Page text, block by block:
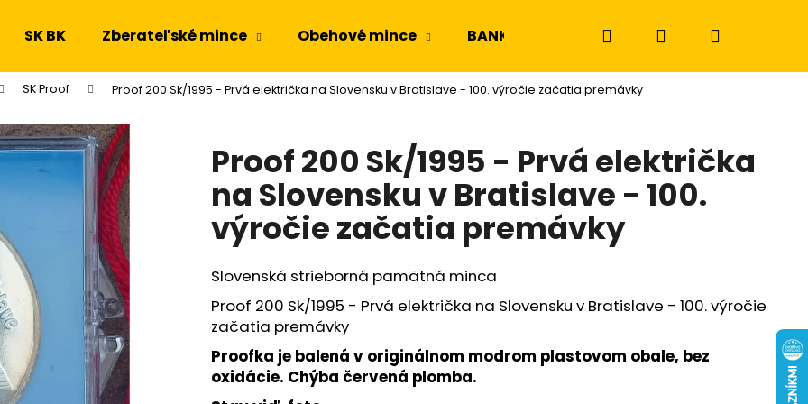
SK BK Zberateľské mince Obehové mince BANKOVKY NGC a PMG Odznaky a
HľadaťPrihlásenieNákupný
SK Proof Proof 200 Sk/1995 - Prvá električka na Slovensku v Bratislave - 100. výročie začatia premávky
Proof 200 Sk/1995 - Prvá električka
na Slovensku v Bratislave - 100.
výročie začatia premávky
Slovenská strieborná pamätná minca
Proof 200 Sk/1995 - Prvá električka na Slovensku v Bratislave - 100. výročie
začatia premávky
Proofka je balená v originálnom modrom plastovom obale, bez
oxidácie. Chýba červená plomba.
Čo potrebujete nájsť?
HĽADAŤ
Odporúčame